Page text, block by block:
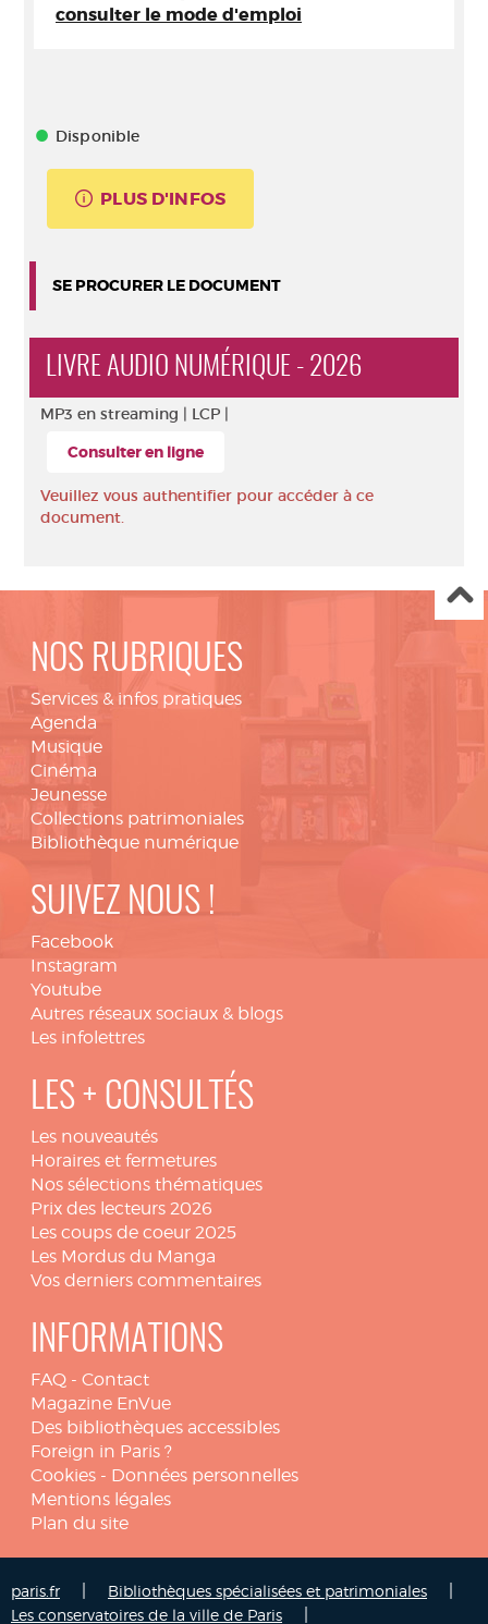
consulter le mode d'emploi
Disponible
PLUS D'INFOS
SE PROCURER LE DOCUMENT
LIVRE AUDIO NUMÉRIQUE - 2026
MP3 en streaming | LCP |
Consulter en ligne
Veuillez vous authentifier pour accéder à ce
document.
NOS RUBRIQUES
Services & infos pratiques
Agenda
Musique
Cinéma
Jeunesse
Collections patrimoniales
Bibliothèque numérique
SUIVEZ NOUS !
Facebook
Instagram
Youtube
Autres réseaux sociaux & blogs
Les infolettres
LES + CONSULTÉS
Les nouveautés
Horaires et fermetures
Nos sélections thématiques
Prix des lecteurs 2026
Les coups de coeur 2025
Les Mordus du Manga
Vos derniers commentaires
INFORMATIONS
FAQ - Contact
Magazine EnVue
Des bibliothèques accessibles
Foreign in Paris ?
Cookies - Données personnelles
Mentions légales
Plan du site
paris.fr Bibliothèques spécialisées et patrimoniales
Les conservatoires de la ville de Paris